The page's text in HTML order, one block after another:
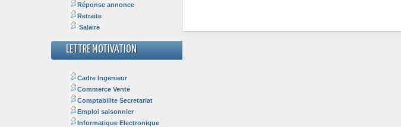
Réponse annonce
Retraite
Salaire
LETTRE MOTIVATION
Cadre Ingenieur
Commerce Vente
Comptabilite Secretariat
Emploi saisonnier
Informatique Electronique